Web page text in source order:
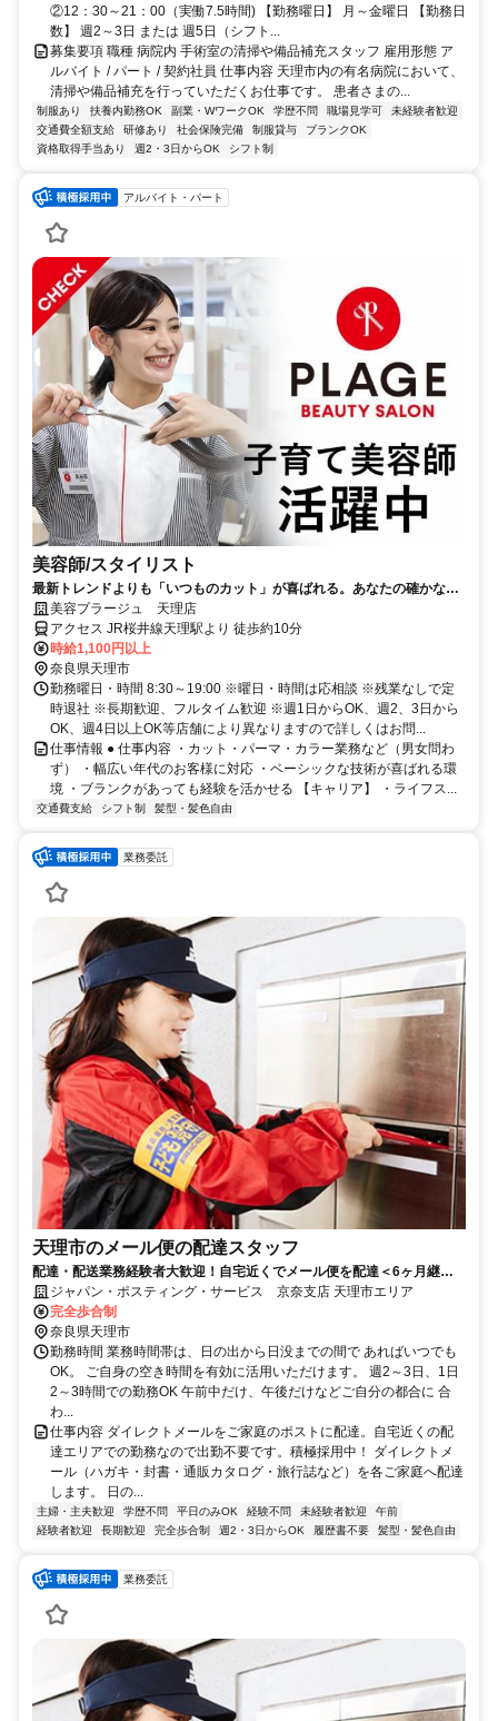
②12：30～21：00（実働7.5時間) 【勤務曜日】 月～金曜日 【勤務日
数】 週2～3日 または 週5日（シフト...
募集要項 職種 病院内 手術室の清掃や備品補充スタッフ 雇用形態 ア
ルバイト / パート / 契約社員 仕事内容 天理市内の有名病院において、
清掃や備品補充を行っていただくお仕事です。 患者さまの...
制服あり 扶養内勤務OK 副業・WワークOK 学歴不問 職場見学可
未経験者歓迎
交通費全額支給
研修あり 社会保険完備 制服貸与
ブランクOK
資格取得手当あり
週2・3日からOK シフト制
アルバイト・パート
美容師/スタイリスト
最新トレンドよりも「いつものカット」が喜ばれる。あなたの確かな基
礎技術が活きる場所。
美容プラージュ 天理店
アクセス JR桜井線天理駅より 徒歩約10分
時給1,100円以上
奈良県天理市
勤務曜日・時間 8:30～19:00 ※曜日・時間は応相談 ※残業なしで定
時退社 ※長期歓迎、フルタイム歓迎 ※週1日からOK、週2、3日から
OK、週4日以上OK等店舗により異なりますので詳しくはお問...
仕事情報 ● 仕事内容 ・カット・パーマ・カラー業務など（男女問わ
ず） ・幅広い年代のお客様に対応 ・ベーシックな技術が喜ばれる環
境 ・ブランクがあっても経験を活かせる 【キャリア】 ・ライフス...
交通費支給 シフト制 髪型・髪色自由
業務委託
天理市のメール便の配達スタッフ
配達・配送業務経験者大歓迎！自宅近くでメール便を配達＜6ヶ月継続
勤務で合計2万円のプチボーナス＞
ジャパン・ポスティング・サービス 京奈支店 天理市エリア
完全歩合制
奈良県天理市
勤務時間 業務時間帯は、日の出から日没までの間で あればいつでも
OK。 ご自身の空き時間を有効に活用いただけます。 週2～3日、1日
2～3時間での勤務OK 午前中だけ、午後だけなどご自分の都合に 合
わ...
仕事内容 ダイレクトメールをご家庭のポストに配達。自宅近くの配
達エリアでの勤務なので出勤不要です。積極採用中！ ダイレクトメ
ール（ハガキ・封書・通販カタログ・旅行誌など）を各ご家庭へ配達
します。 日の...
主婦・主夫歓迎 学歴不問 平日のみOK 経験不問 未経験者歓迎
午前
経験者歓迎
長期歓迎 完全歩合制 週2・3日からOK 履歴書不要 髪型・髪色自由
業務委託